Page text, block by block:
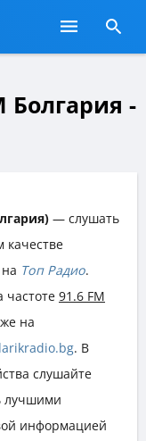
Болгария -
— слушать
качестве
Топ Радио.
частоте 91.6 FM
на
. В
слушайте
лучшими
информацией